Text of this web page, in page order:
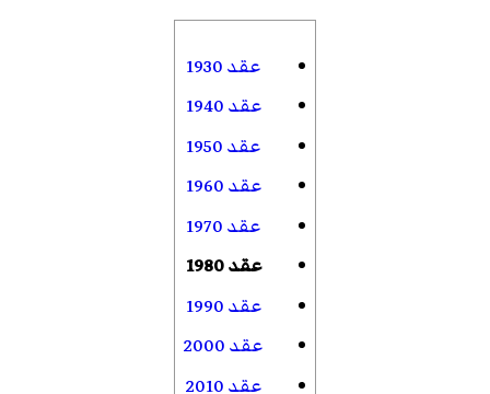
عقد 1930
عقد 1940
عقد 1950
عقد 1960
عقد 1970
عقد 1980
عقد 1990
عقد 2000
عقد 2010